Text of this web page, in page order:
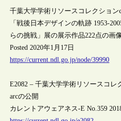
千葉大学学術リソースコレクション
「戦後日本デザインの軌跡 1953-
らの挑戦」展の展示作品222点の画
Posted 2020年1月17日
https://current.ndl.go.jp/node/39990
E2082 – 千葉大学学術リソースコレ
arcの公開
カレントアウェアネス-E No.359